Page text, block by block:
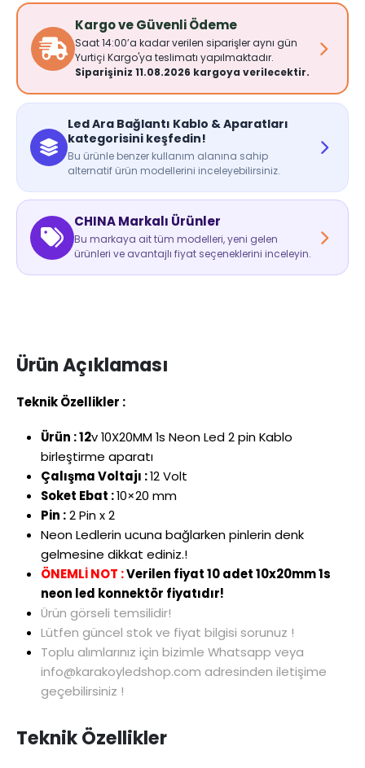
Kargo ve Güvenli Ödeme
Saat 14:00’a kadar verilen siparişler aynı gün
Yurtiçi Kargo'ya teslimatı yapılmaktadır.
Siparişiniz 11.08.2026 kargoya verilecektir.
Led Ara Bağlantı Kablo & Aparatları
kategorisini keşfedin!
Bu ürünle benzer kullanım alanına sahip
alternatif ürün modellerini inceleyebilirsiniz.
CHINA Markalı Ürünler
Bu markaya ait tüm modelleri, yeni gelen
ürünleri ve avantajlı fiyat seçeneklerini inceleyin.
Ürün Açıklaması
Teknik Özellikler :
Ürün : 12v 10X20MM 1s Neon Led 2 pin Kablo
birleştirme aparatı
Çalışma Voltajı :12 Volt
Soket Ebat :10×20 mm
Pin :2 Pin x 2
Neon Ledlerin ucuna bağlarken pinlerin denk
gelmesine dikkat ediniz.!
ÖNEMLİ NOT :Verilen fiyat 10 adet 10x20mm 1s
neon led konnektör fiyatıdır!
Ürün görseli temsilidir!
Lütfen güncel stok ve fiyat bilgisi sorunuz !
Toplu alımlarınız için bizimle Whatsapp veya
info@karakoyledshop.com adresinden iletişime
geçebilirsiniz !
Teknik Özellikler